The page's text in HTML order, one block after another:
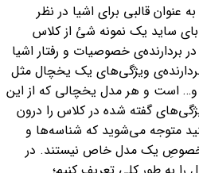
عنوان قالبی برای اشیا در نظر
ساید یک نمونه شئ از کلاس
بردارنده‌ی خصوصیات و رفتار اشیا
ویژگی‌های یک یخچال مثل
و… است و هر مدل یخچالی که از این
گفته شده در کلاس را درون
متوجه می‌شوید که شناسه‌ها و
مخصوصِ یک مدل خاص نیستند. در